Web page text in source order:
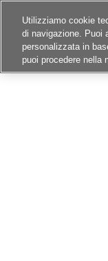
Utilizziamo cookie
di navigazione. Puoi
personalizzata in
puoi procedere nella